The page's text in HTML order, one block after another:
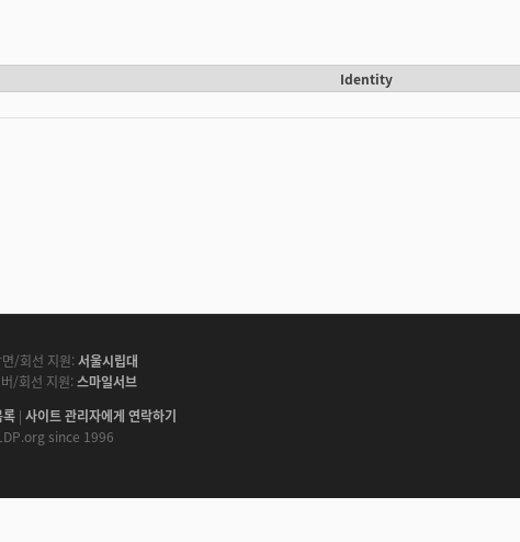
Identity
/회선 지원: 서울시립대
/회선 지원: 스마일서브
록 | 사이트 관리자에게 연락하기
since 1996